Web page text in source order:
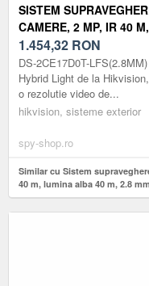
SISTEM
CAMERE, 2 MP, IR 40
MICROFON
1.454,32 RON
DS-2CE17D0T-
Hybrid Light de la
o rezolutie video de...
hikvision, sisteme exterior
spy-shop.ro
Similar cu Sistem
40 m, lumina alba 40 m, 2.8